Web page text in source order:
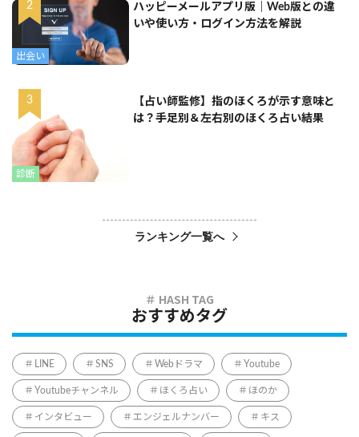
出会い
ハッピーメールアプリ版｜Web版との違
いや使い方・ログイン方法を解説
診断
【占い師監修】指のほくろが示す意味と
は？手足別＆左右別のほくろ占い結果
ランキング一覧へ
おすすめタグ
LINE SNS Webドラマ Youtube
Youtubeチャンネル ほくろ占い ほのか
インタビュー エンジェルナンバー キス